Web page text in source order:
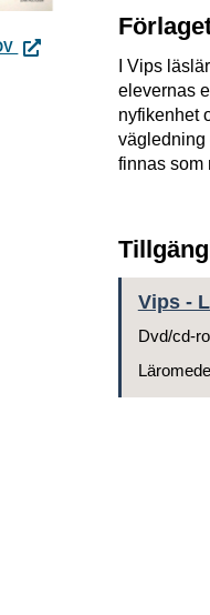
VIPS LÄSEBOK ÅK 3
I Vips
elevernas
nyfikenhet
vägledning
finnas som
Vips -
Dvd/cd-